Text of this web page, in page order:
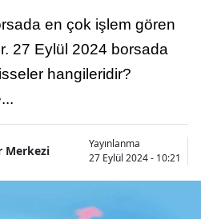
en çok işlem gören
27 Eylül 2024 borsada
hangileridir?
Merkezi
Yayınlanma
27 Eylül 2024 - 10:21